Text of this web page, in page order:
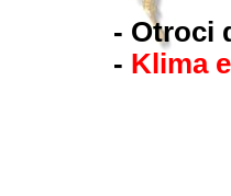
- Otroci
- Klima